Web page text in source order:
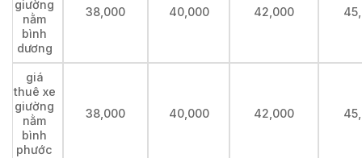
giường
nằm
bình
dương
38,000 40,000 42,000
giá
thuê xe
giường
nằm
bình
phước
38,000 40,000 42,000